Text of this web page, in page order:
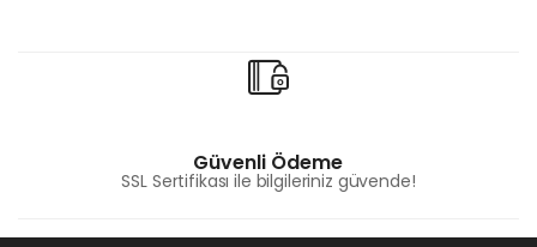
Güvenli Ödeme
SSL Sertifikası ile bilgileriniz güvende!